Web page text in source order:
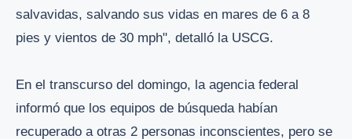
salvavidas, salvando sus vidas en mares de 6 a 8
pies y vientos de 30 mph", detalló la USCG.
En el transcurso del domingo, la agencia federal
informó que los equipos de búsqueda habían
recuperado a otras 2 personas inconscientes, pero se